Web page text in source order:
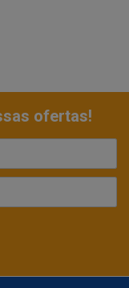
ofertas!